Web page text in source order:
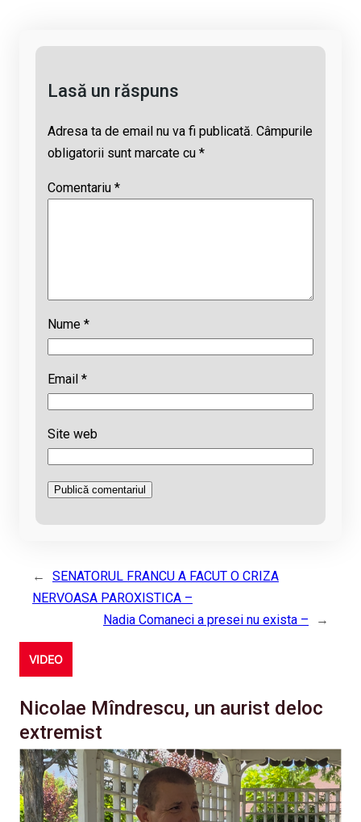
Lasă un răspuns
Adresa ta de email nu va fi publicată. Câmpurile
obligatorii sunt marcate cu *
Comentariu *
Nume *
Email *
Site web
←
SENATORUL FRANCU A FACUT O CRIZA
NERVOASA PAROXISTICA –
Nadia Comaneci a presei nu exista –
→
VIDEO
Nicolae Mîndrescu, un aurist deloc
extremist